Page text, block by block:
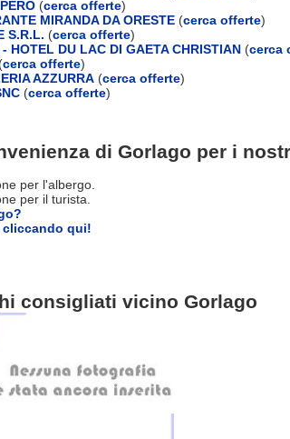
(cerca offerte)
MIRANDA DA ORESTE (cerca offerte)
S.R.L. (cerca offerte)
HOTEL DU LAC DI GAETA CHRISTIAN (cerca
(cerca offerte)
AZZURRA (cerca offerte)
(cerca offerte)
di Gorlago per i
per l'albergo.
per il turista.
qui!
consigliati vicino Gorlago